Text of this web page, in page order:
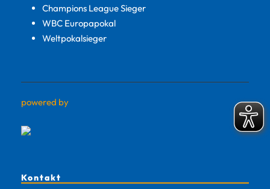
Champions League Sieger
WBC Europapokal
Weltpokalsieger
powered by
Kontakt